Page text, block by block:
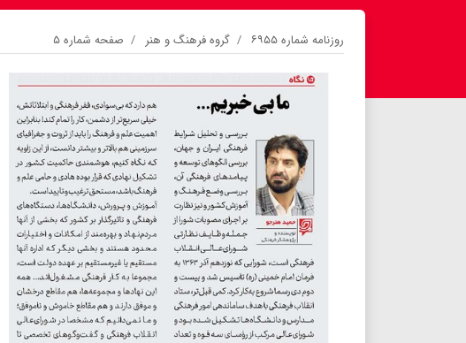
روزنامه شماره ۶۹۵۵ گروه فرهنگ و هنر صفحه شماره ۵